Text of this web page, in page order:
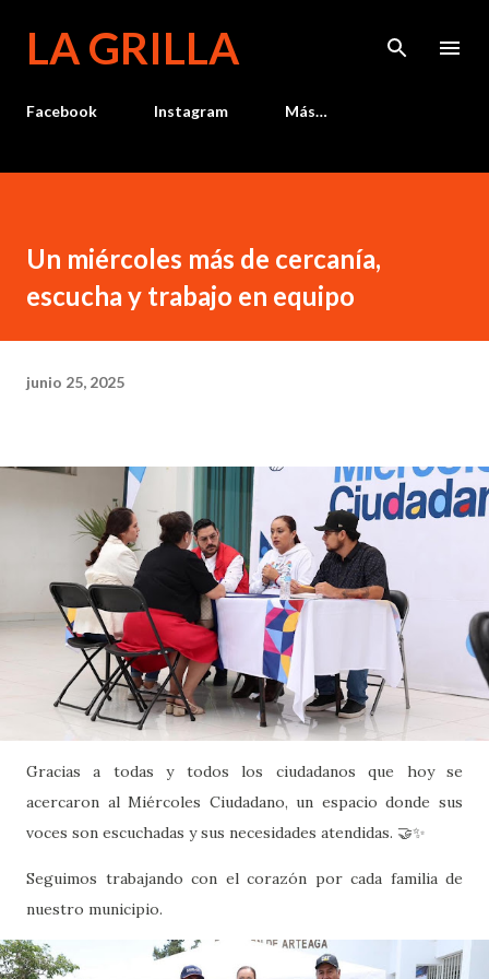
LA GRILLA
Facebook Instagram Más…
Un miércoles más de cercanía,
escucha y trabajo en equipo
junio 25, 2025
Gracias a todas y todos los ciudadanos que hoy se
acercaron al Miércoles Ciudadano, un espacio donde sus
voces son escuchadas y sus necesidades atendidas. 🤝✨
Seguimos trabajando con el corazón por cada familia de
nuestro municipio.